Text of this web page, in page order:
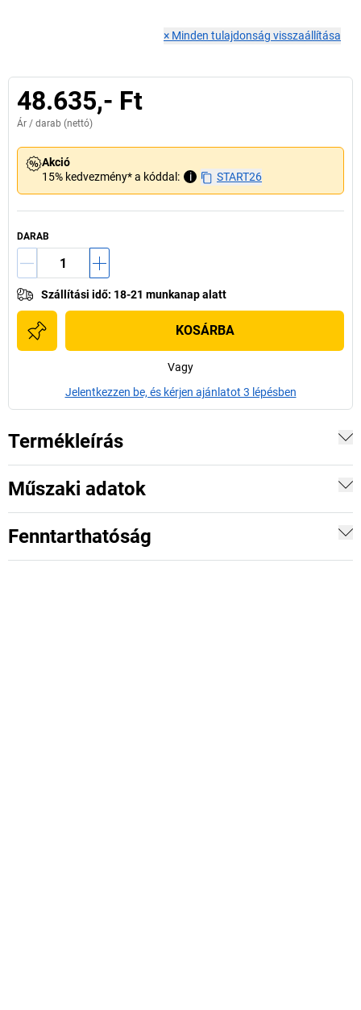
× Minden tulajdonság visszaállítása
48.635,- Ft
Ár / darab (nettó)
Akció
15% kedvezmény* a kóddal:
i START26
DARAB
Szállítási idő: 18-21 munkanap alatt
KOSÁRBA
Vagy
Jelentkezzen be, és kérjen ajánlatot 3 lépésben
Termékleírás
Műszaki adatok
Fenntarthatóság